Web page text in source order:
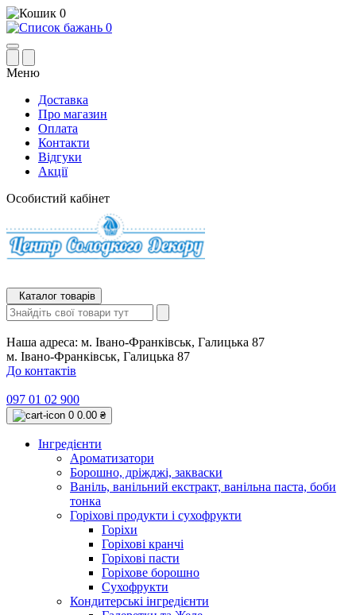
0
0
Меню
Доставка
Про магазин
Оплата
Контакти
Відгуки
Акції
Особистий кабінет
Каталог товарів
Наша адреса: м. Івано-Франківськ, Галицька 87
м. Івано-Франківськ, Галицька 87
До контактів
097 01 02 900
0 0.00 ₴
Інгредієнти
Ароматизатори
Борошно, дріжджі, закваски
Ваніль, ванільний екстракт, ванільна паста, боби
тонка
Горіхові продукти і сухофрукти
Горіхи
Горіхові кранчі
Горіхові пасти
Горіхове борошно
Сухофрукти
Кондитерські інгредієнти